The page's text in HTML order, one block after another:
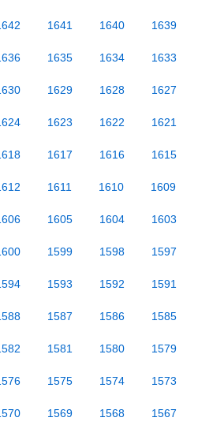
1641 1640 1639
1635 1634 1633
1629 1628 1627
1623 1622 1621
1617 1616 1615
1611 1610 1609
1605 1604 1603
1599 1598 1597
1593 1592 1591
1587 1586 1585
1581 1580 1579
1575 1574 1573
1569 1568 1567